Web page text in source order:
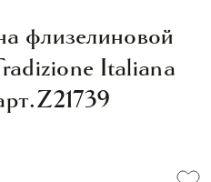
флизелиновой
Italiana